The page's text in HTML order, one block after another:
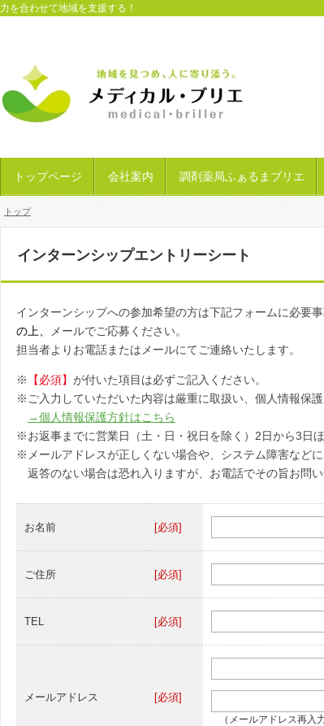
力を合わせて地域を支援する！
トップページ 会社案内 調剤薬局ふぁるまブリエ
トップ
インターンシップエントリーシート
インターンシップへの参加希望の方は下記フォームに必要事
の上、
メールでご応募ください。
担当者よりお電話またはメールにてご連絡いたします。
※ 【必須】 が付いた項目は必ずご記入ください。
※ご入力していただいた内容は厳重に取扱い、個人情報保護
→個人情報保護方針はこちら
※お返事までに営業日（土・日・祝日を除く）2日から3日
※メールアドレスが正しくない場合や、システム障害など
返答のない場合は恐れ入りますが、お電話でその旨お問
お名前 [必須]
ご住所 [必須]
TEL [必須]
メールアドレス [必須]
（メールアドレス再入力